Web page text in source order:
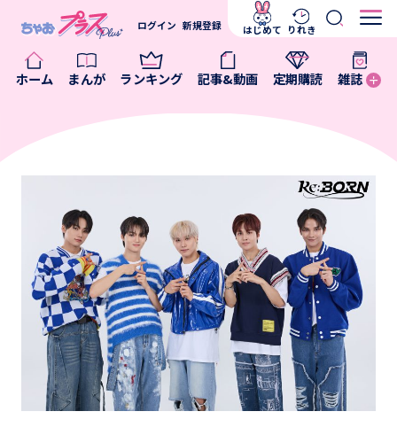
ホーム まんが ランキング 記事&動画 定期購読 雑誌
ログイン 新規登録 はじめて りれき